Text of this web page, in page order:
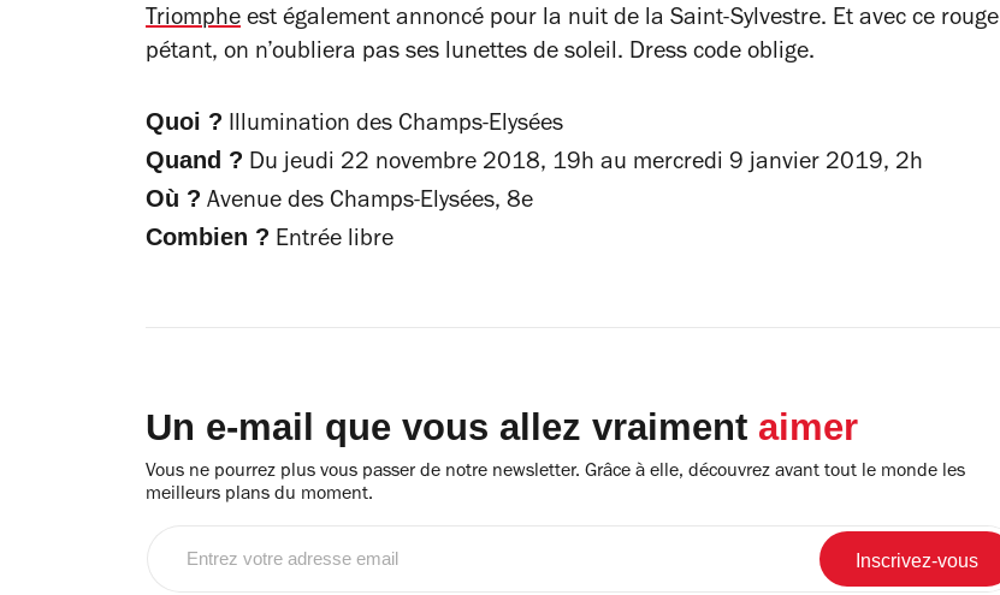
Triomphe est également annoncé pour la nuit de la Saint-Sylvestre. Et avec ce rouge
pétant, on n’oubliera pas ses lunettes de soleil. Dress code oblige.
Quoi ? Illumination des Champs-Elysées
Quand ? Du jeudi 22 novembre 2018, 19h au mercredi 9 janvier 2019, 2h
Où ? Avenue des Champs-Elysées, 8e
Combien ? Entrée libre
Un e-mail que vous allez vraiment aimer
Vous ne pourrez plus vous passer de notre newsletter. Grâce à elle, découvrez avant tout le monde les
meilleurs plans du moment.